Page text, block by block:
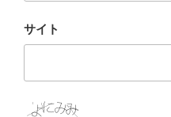
サイト